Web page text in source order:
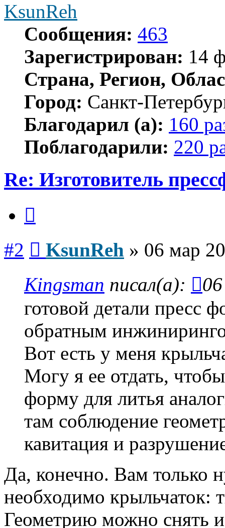
KsunReh
Сообщения: 463
Зарегистрирован: 14
Страна, Регион,
Город: Санкт-
Благодарил (а): 160
Поблагодарили: 220
Re: Изготовитель
#2 KsunReh » 06 мар
Kingsman писал(а):
готовой детали пресс
обратным
Вот есть у меня
Могу я ее отдать,
форму для литья
там соблюдение
кавитация и
Да, конечно. Вам только
необходимо крыльчаток:
Геометрию можно снять